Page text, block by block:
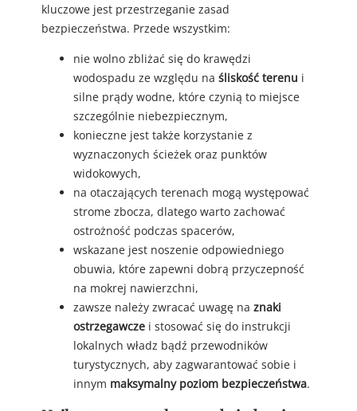
kluczowe jest przestrzeganie zasad
bezpieczeństwa. Przede wszystkim:
nie wolno zbliżać się do krawędzi
wodospadu ze względu na śliskość terenu i
silne prądy wodne, które czynią to miejsce
szczególnie niebezpiecznym,
konieczne jest także korzystanie z
wyznaczonych ścieżek oraz punktów
widokowych,
na otaczających terenach mogą występować
strome zbocza, dlatego warto zachować
ostrożność podczas spacerów,
wskazane jest noszenie odpowiedniego
obuwia, które zapewni dobrą przyczepność
na mokrej nawierzchni,
zawsze należy zwracać uwagę na znaki
ostrzegawcze i stosować się do instrukcji
lokalnych władz bądź przewodników
turystycznych, aby zagwarantować sobie i
innym maksymalny poziom bezpieczeństwa.